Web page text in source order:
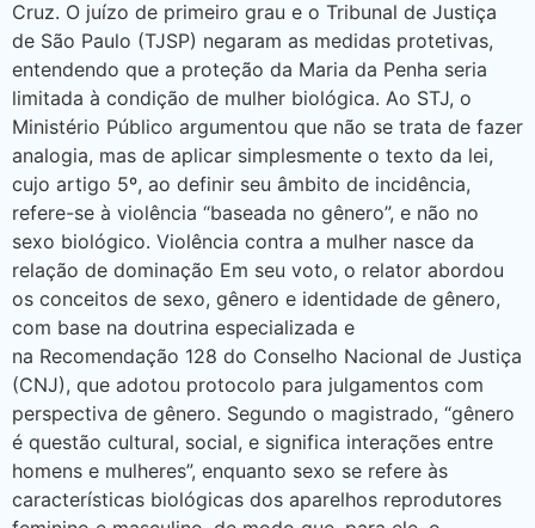
Cruz. O juízo de primeiro grau e o Tribunal de Justiça
de São Paulo (TJSP) negaram as medidas protetivas,
entendendo que a proteção da Maria da Penha seria
limitada à condição de mulher biológica. Ao STJ, o
Ministério Público argumentou que não se trata de fazer
analogia, mas de aplicar simplesmente o texto da lei,
cujo artigo 5º, ao definir seu âmbito de incidência,
refere-se à violência “baseada no gênero”, e não no
sexo biológico. Violência contra a mulher nasce da
relação de dominação Em seu voto, o relator abordou
os conceitos de sexo, gênero e identidade de gênero,
com base na doutrina especializada e
na Recomendação 128 do Conselho Nacional de Justiça
(CNJ), que adotou protocolo para julgamentos com
perspectiva de gênero. Segundo o magistrado, “gênero
é questão cultural, social, e significa interações entre
homens e mulheres”, enquanto sexo se refere às
características biológicas dos aparelhos reprodutores